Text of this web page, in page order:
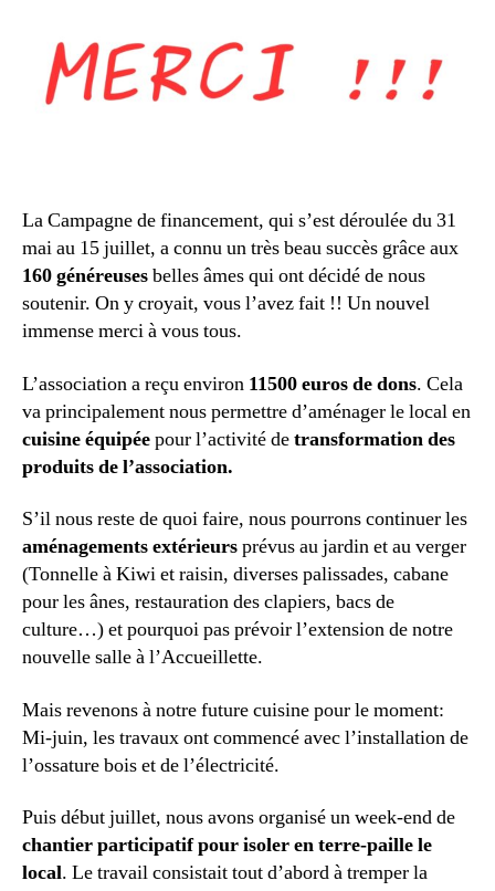
La Campagne de financement, qui s’est déroulée du 31
mai au 15 juillet, a connu un très beau succès grâce aux
160 généreusesbelles âmes qui ont décidé de nous
soutenir. On y croyait, vous l’avez fait !! Un nouvel
immense merci à vous tous.
L’association a reçu environ 11500 euros de dons. Cela
va principalement nous permettre d’aménager le local en
cuisine équipéepour l’activité detransformation des
produits de l’association.
S’il nous reste de quoi faire, nous pourrons continuer les
aménagements extérieursprévus au jardin et au verger
(Tonnelle à Kiwi et raisin, diverses palissades, cabane
pour les ânes, restauration des clapiers, bacs de
culture…) et pourquoi pas prévoir l’extension de notre
nouvelle salle à l’Accueillette.
Mais revenons à notre future cuisine pour le moment:
Mi-juin, les travaux ont commencé avec l’installation de
l’ossature bois et de l’électricité.
Puis début juillet, nous avons organisé un week-end de
chantier participatif pour isoler en terre-paille le
local. Le travail consistait tout d’abord à tremper la